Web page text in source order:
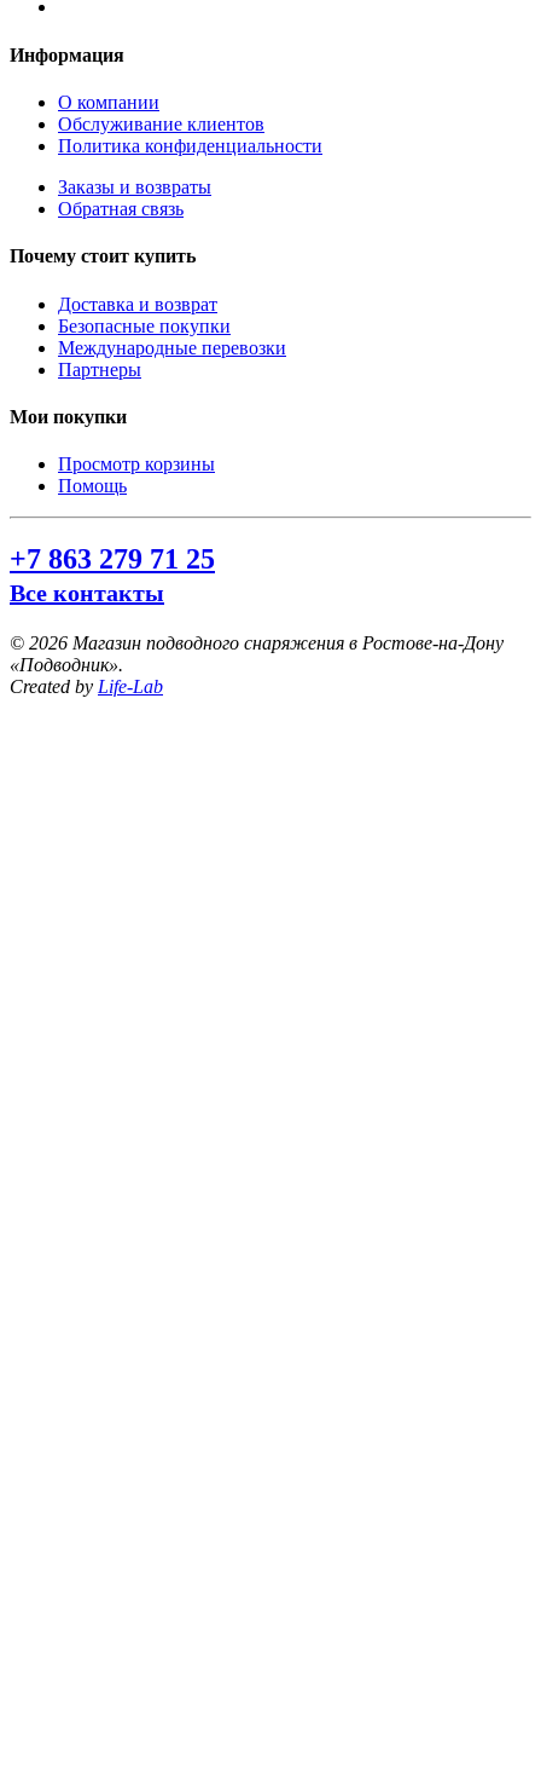
Информация
О компании
Обслуживание клиентов
Политика конфиденциальности
Заказы и возвраты
Обратная связь
Почему стоит купить
Доставка и возврат
Безопасные покупки
Международные перевозки
Партнеры
Мои покупки
Просмотр корзины
Помощь
+7 863 279 71 25
Все контакты
© 2026 Магазин подводного снаряжения в Ростове-на-Дону
«Подводник».
Created by Life-Lab